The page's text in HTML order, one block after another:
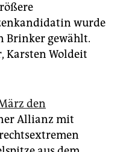
wurde
Brinker gewählt.
Karsten Woldeit
den
Allianz mit